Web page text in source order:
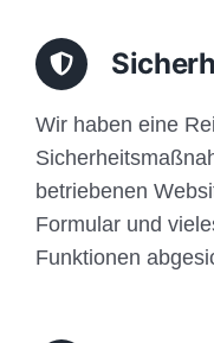
Wir haben eine
betriebenen
Formular und
Funktionen